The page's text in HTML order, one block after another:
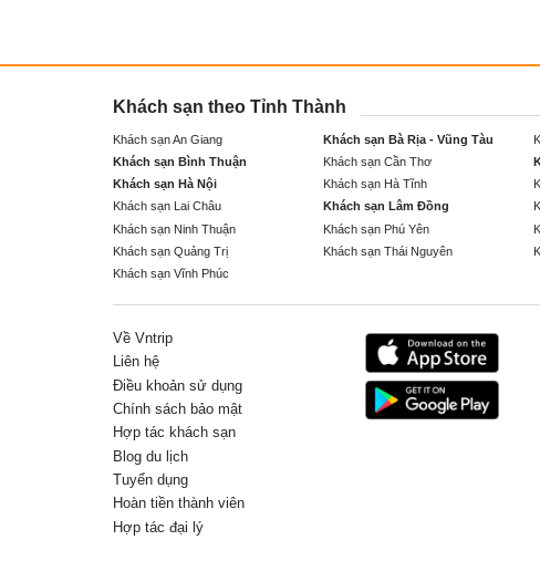
Khách sạn theo Tỉnh Thành
Khách sạn An Giang Khách sạn Bà Rịa - Vũng Tàu
Khách sạn Bình Thuận
Khách sạn Cần Thơ
Khách sạn Hà Nội
Khách sạn Hà Tĩnh
Khách sạn Lai Châu
Khách sạn Lâm Đồng
Khách sạn Ninh Thuận
Khách sạn Phú Yên
Khách sạn Quảng Trị
Khách sạn Thái Nguyên
Khách sạn Vĩnh Phúc
Về Vntrip
Liên hệ
Điều khoản sử dụng
Chính sách bảo mật
Hợp tác khách sạn
Blog du lịch
Tuyển dụng
Hoàn tiền thành viên
Hợp tác đại lý